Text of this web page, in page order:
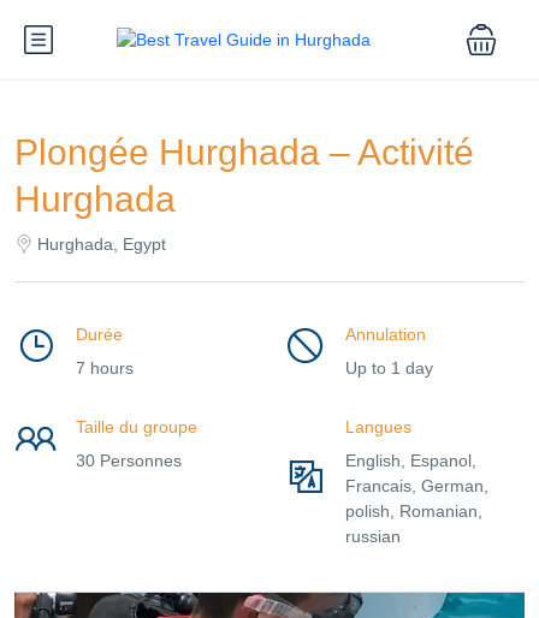
Plongée Hurghada – Activité
Hurghada
Hurghada, Egypt
Durée
7 hours
Annulation
Up to 1 day
Taille du groupe
30 Personnes
Langues
English, Espanol,
Francais, German,
polish, Romanian,
russian